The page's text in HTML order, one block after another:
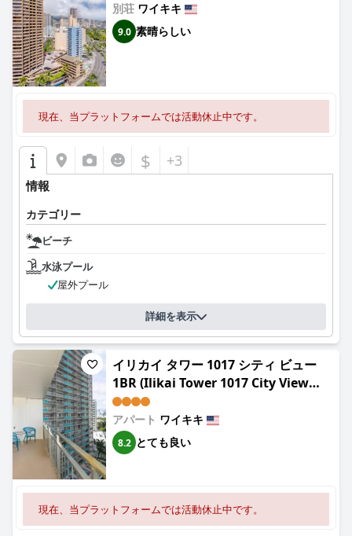
別荘 ワイキキ
9.0 素晴らしい
現在、当プラットフォームでは活動休止中です。
$ +3
情報
カテゴリー
ビーチ
水泳プール
屋外プール
詳細を表示
イリカイ タワー 1017 シティ ビュー
1BR (Ilikai Tower 1017 City View
1BR)
アパート ワイキキ
8.2 とても良い
現在、当プラットフォームでは活動休止中です。